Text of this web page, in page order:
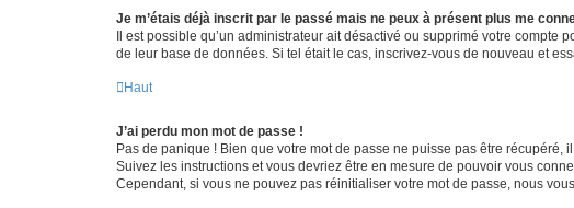
Je m’étais déjà inscrit par le passé mais ne peux à présent plus me
Il est possible qu’un administrateur ait désactivé ou supprimé votre
de leur base de données. Si tel était le cas, inscrivez-vous de nouveau et
Haut
J’ai perdu mon mot de passe !
Pas de panique ! Bien que votre mot de passe ne puisse pas être
Suivez les instructions et vous devriez être en mesure de pouvoir vous
Cependant, si vous ne pouvez pas réinitialiser votre mot de passe, nous